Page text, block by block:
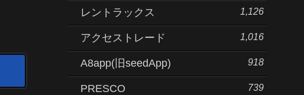
レントラックス 1,126
アクセストレード 1,016
A8app(旧seedApp) 918
PRESCO 739